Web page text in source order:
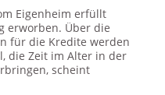
Eigenheim erfüllt
erworben. Über die
für die Kredite werden
die Zeit im Alter in der
scheint